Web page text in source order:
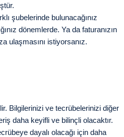
şubelerinde bulunacağınız
dönemlerde. Ya da faturanızın
ulaşmasını istiyorsanız.
Bilgilerinizi ve tecrübelerinizi diğer
daha keyifli ve bilinçli olacaktır.
dayalı olacağı için daha